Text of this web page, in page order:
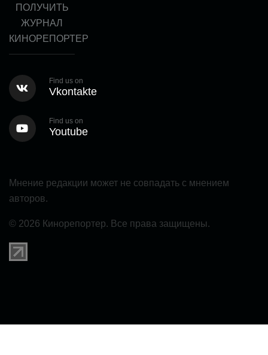
ПОЛУЧИТЬ
ЖУРНАЛ
КИНОРЕПОРТЕР
Find us on
Vkontakte
Find us on
Youtube
Мнение редакции может не совпадать с мнением
авторов.
© 2026 Кинорепортер. Все права защищены.